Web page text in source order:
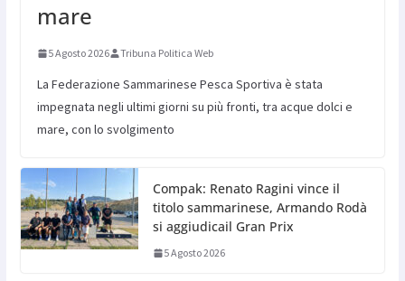
mare
5 Agosto 2026 Tribuna Politica Web
La Federazione Sammarinese Pesca Sportiva è stata
impegnata negli ultimi giorni su più fronti, tra acque dolci e
mare, con lo svolgimento
Compak: Renato Ragini vince il
titolo sammarinese, Armando Rodà
si aggiudicail Gran Prix
5 Agosto 2026